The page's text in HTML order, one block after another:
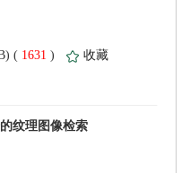
1631 )